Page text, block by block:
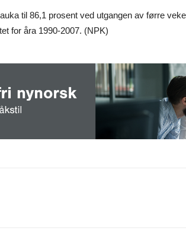
til 86,1 prosent ved utgangen av førre
for åra 1990-2007. (NPK)